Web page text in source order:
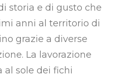
storia e di gusto che
anni al territorio di
grazie a diverse
La lavorazione
al sole dei fichi